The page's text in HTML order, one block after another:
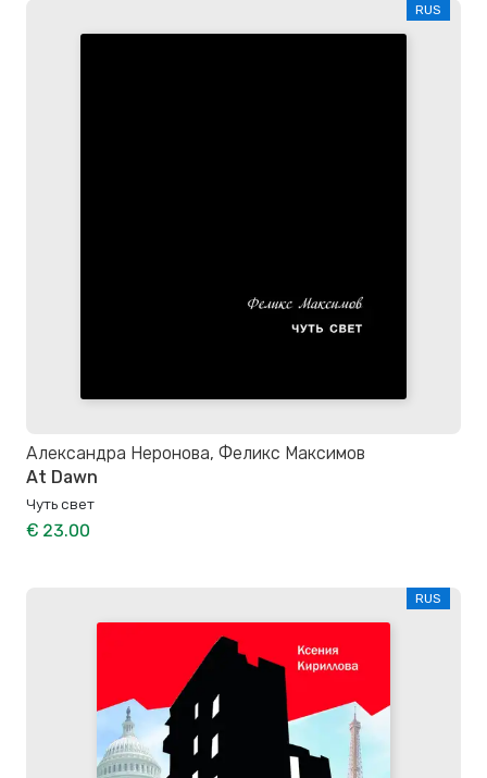
RUS
Александра Неронова, Феликс Максимов
At Dawn
Чуть свет
€ 23.00
RUS